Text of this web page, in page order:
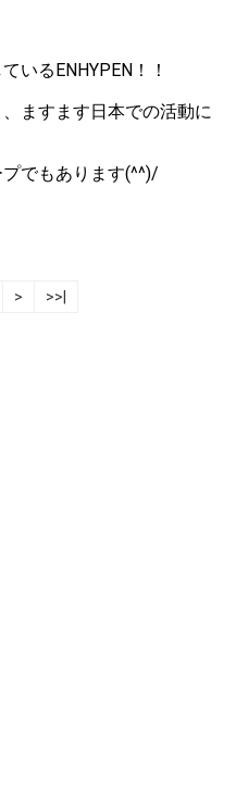
いるENHYPEN！！
ますます日本での活動に
でもあります(^^)/
> >>|